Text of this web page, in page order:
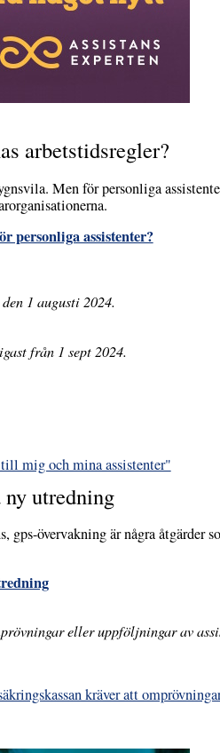
arbetstidsregler?
Men för personliga
personliga assistenter?
1 augusti 2024.
från 1 sept 2024.
mig och mina assistenter"
utredning
gps-övervakning är några
eller uppföljningar av
kräver att